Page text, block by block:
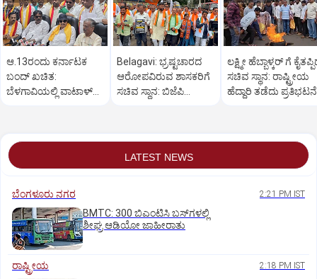
ಆ.13ರಂದು ಕರ್ನಾಟಕ
ಬಂದ್ ಖಚಿತ:
ಬೆಳಗಾವಿಯಲ್ಲಿ ವಾಟಾಳ್
Belagavi: ಭ್ರಷ್ಟಚಾರದ
ಆರೋಪವಿರುವ ಶಾಸಕರಿಗೆ
ಸಚಿವ ಸ್ಥಾನ: ಬಿಜೆಪಿ
ಲಕ್ಷ್ಮೀ ಹೆಬ್ಬಾಳ್ಕರ್ ಗೆ
ಸಚಿವ ಸ್ಥಾನ: ರಾಷ್ಟ್ರೀಯ
ಹೆದ್ದಾರಿ ತಡೆದು ಪ್ರತಿಭಟನೆ
LATEST NEWS
ಬೆಂಗಳೂರು ನಗರ 2:21 PM IST
BMTC: 300 ಬಿಎಂಟಿಸಿ ಬಸ್‌ಗಳಲ್ಲಿ
ಶೀಘ್ರ ಆಡಿಯೋ ಜಾಹೀರಾತು
ರಾಷ್ಟ್ರೀಯ 2:18 PM IST